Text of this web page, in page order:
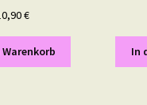
€
Warenkorb In